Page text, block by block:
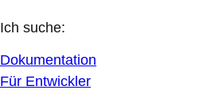
Ich suche:
Dokumentation
Für Entwickler